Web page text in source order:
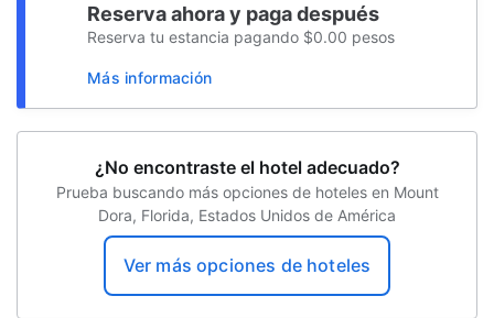
Senderismo
Estacionamiento sin asistencia gratuito
Clases de acondicionamiento físico
Centro de negocios abierto las 24 horas
Reserva ahora y paga después
Reserva tu estancia pagando $0.00 pesos
Más información
¿No encontraste el hotel adecuado?
Prueba buscando más opciones de hoteles en Mount
Dora, Florida, Estados Unidos de América
Ver más opciones de hoteles